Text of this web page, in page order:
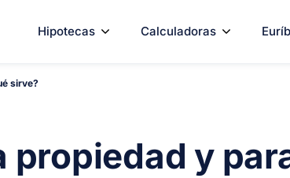
Hipotecas Calculadoras
sirve?
propiedad y